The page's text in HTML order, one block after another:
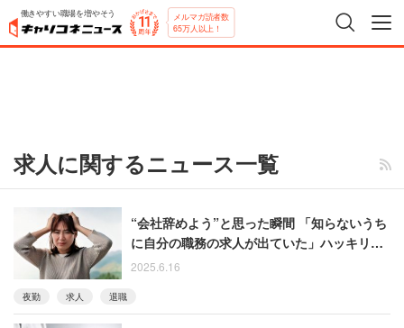
働きやすい職場を増やそう メルマガ読者数
65万人以上！
求人に関するニュース一覧
“会社辞めよう”と思った瞬間 「知らないうち
に自分の職務の求人が出ていた」ハッキリ言
ってくれれば…と嘆く女性
2025.6.16
夜勤 求人 退職